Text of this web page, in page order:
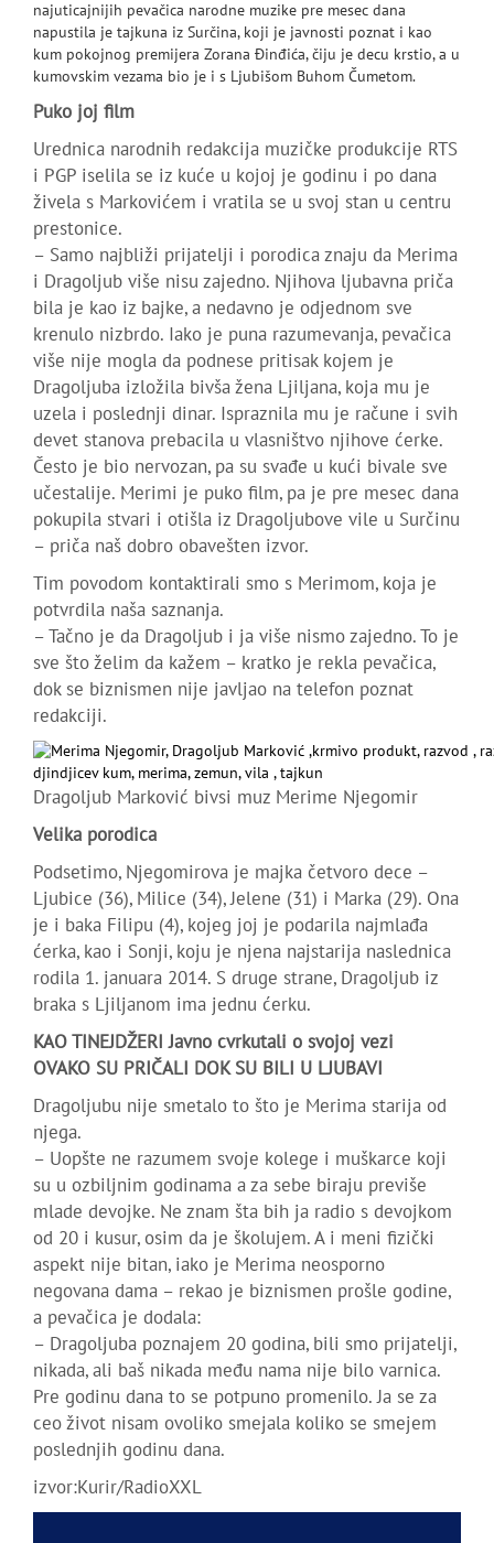
najuticajnijih pevačica narodne muzike pre mesec dana
napustila je tajkuna iz Surčina, koji je javnosti poznat i kao
kum pokojnog premijera Zorana Đinđića, čiju je decu krstio, a u
kumovskim vezama bio je i s Ljubišom Buhom Čumetom.
Puko joj film
Urednica narodnih redakcija muzičke produkcije RTS
i PGP iselila se iz kuće u kojoj je godinu i po dana
živela s Markovićem i vratila se u svoj stan u centru
prestonice.
– Samo najbliži prijatelji i porodica znaju da Merima
i Dragoljub više nisu zajedno. Njihova ljubavna priča
bila je kao iz bajke, a nedavno je odjednom sve
krenulo nizbrdo. Iako je puna razumevanja, pevačica
više nije mogla da podnese pritisak kojem je
Dragoljuba izložila bivša žena Ljiljana, koja mu je
uzela i poslednji dinar. Ispraznila mu je račune i svih
devet stanova prebacila u vlasništvo njihove ćerke.
Često je bio nervozan, pa su svađe u kući bivale sve
učestalije. Merimi je puko film, pa je pre mesec dana
pokupila stvari i otišla iz Dragoljubove vile u Surčinu
– priča naš dobro obavešten izvor.
Tim povodom kontaktirali smo s Merimom, koja je
potvrdila naša saznanja.
– Tačno je da Dragoljub i ja više nismo zajedno. To je
sve što želim da kažem – kratko je rekla pevačica,
dok se biznismen nije javljao na telefon poznat
redakciji.
Dragoljub Marković bivsi muz Merime Njegomir
Velika porodica
Podsetimo, Njegomirova je majka četvoro dece –
Ljubice (36), Milice (34), Jelene (31) i Marka (29). Ona
je i baka Filipu (4), kojeg joj je podarila najmlađa
ćerka, kao i Sonji, koju je njena najstarija naslednica
rodila 1. januara 2014. S druge strane, Dragoljub iz
braka s Ljiljanom ima jednu ćerku.
KAO TINEJDŽERI Javno cvrkutali o svojoj vezi
OVAKO SU PRIČALI DOK SU BILI U LJUBAVI
Dragoljubu nije smetalo to što je Merima starija od
njega.
– Uopšte ne razumem svoje kolege i muškarce koji
su u ozbiljnim godinama a za sebe biraju previše
mlade devojke. Ne znam šta bih ja radio s devojkom
od 20 i kusur, osim da je školujem. A i meni fizički
aspekt nije bitan, iako je Merima neosporno
negovana dama – rekao je biznismen prošle godine,
a pevačica je dodala:
– Dragoljuba poznajem 20 godina, bili smo prijatelji,
nikada, ali baš nikada među nama nije bilo varnica.
Pre godinu dana to se potpuno promenilo. Ja se za
ceo život nisam ovoliko smejala koliko se smejem
poslednjih godinu dana.
izvor:Kurir/RadioXXL